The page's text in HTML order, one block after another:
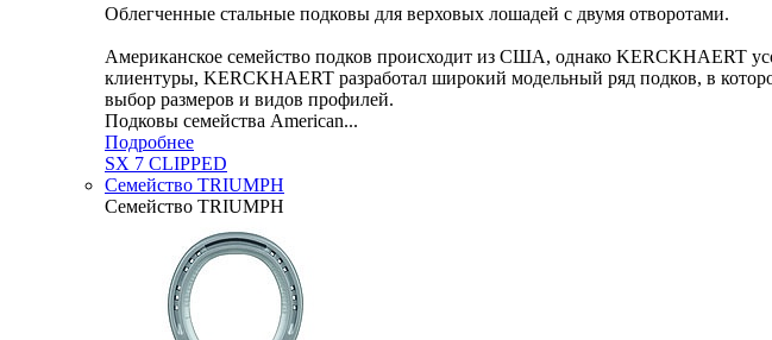
Облегченные стальные подковы для верховых лошадей с двумя отворотами.
Американское семейство подков происходит из США, однако KERCKHAERT
клиентуры, KERCKHAERT разработал широкий модельный ряд подков, в
выбор размеров и видов профилей.
Подковы семейства American...
Подробнее
SX 7 CLIPPED
Семейство TRIUMPH
Семейство TRIUMPH